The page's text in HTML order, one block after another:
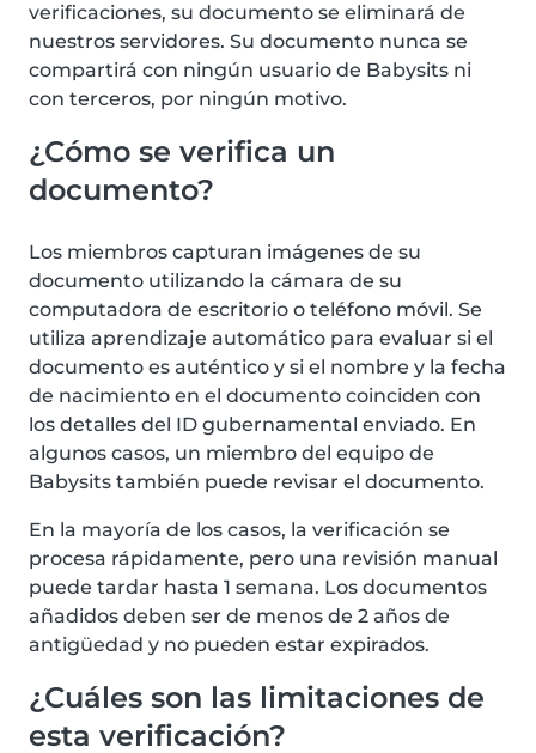
verificaciones, su documento se eliminará de
nuestros servidores. Su documento nunca se
compartirá con ningún usuario de Babysits ni
con terceros, por ningún motivo.
¿Cómo se verifica un
documento?
Los miembros capturan imágenes de su
documento utilizando la cámara de su
computadora de escritorio o teléfono móvil. Se
utiliza aprendizaje automático para evaluar si el
documento es auténtico y si el nombre y la fecha
de nacimiento en el documento coinciden con
los detalles del ID gubernamental enviado. En
algunos casos, un miembro del equipo de
Babysits también puede revisar el documento.
En la mayoría de los casos, la verificación se
procesa rápidamente, pero una revisión manual
puede tardar hasta 1 semana. Los documentos
añadidos deben ser de menos de 2 años de
antigüedad y no pueden estar expirados.
¿Cuáles son las limitaciones de
esta verificación?